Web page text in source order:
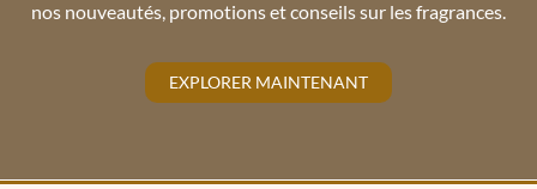
nos nouveautés, promotions et conseils sur les fragrances.
EXPLORER MAINTENANT